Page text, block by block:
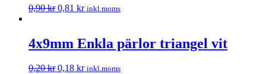
0,90kr 0,81 kr inkl.moms
4x9mm Enkla pärlor triangel vit
0,20kr 0,18 kr inkl.moms